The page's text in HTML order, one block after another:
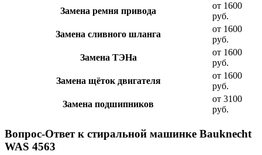
Замена ремня привода
от 1600
руб.
Замена сливного шланга
от 1600
руб.
Замена ТЭНа
от 1600
руб.
Замена щёток двигателя
от 1600
руб.
Замена подшипников
от 3100
руб.
Вопрос-Ответ к стиральной машинке Bauknecht
WAS 4563